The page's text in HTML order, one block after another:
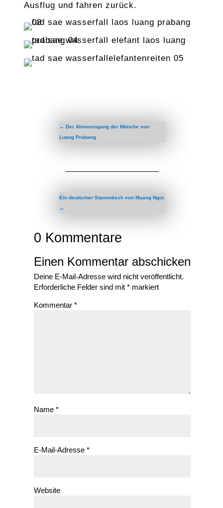
Ausflug und fahren zurück.
← Der Almosengang der Mönche von
Luang Prabang
Ein deutscher Stammtisch von Muang Ngoi.
→
0 Kommentare
Einen Kommentar abschicken
Deine E-Mail-Adresse wird nicht veröffentlicht.
Erforderliche Felder sind mit *markiert
Kommentar *
Name *
E-Mail-Adresse *
Website